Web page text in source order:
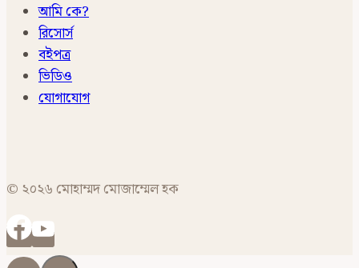
আমি কে?
রিসোর্স
বইপত্র
ভিডিও
যোগাযোগ
© ২০২৬ মোহাম্মদ মোজাম্মেল হক